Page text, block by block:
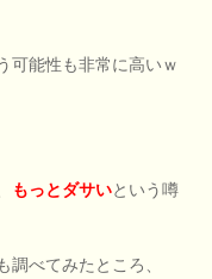
可能性も非常に高いｗ
もっとダサいという噂
べてみたところ、